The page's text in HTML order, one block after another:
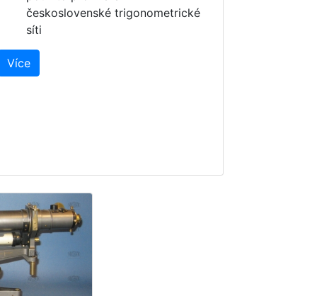
československé trigonometrické
síti
Více